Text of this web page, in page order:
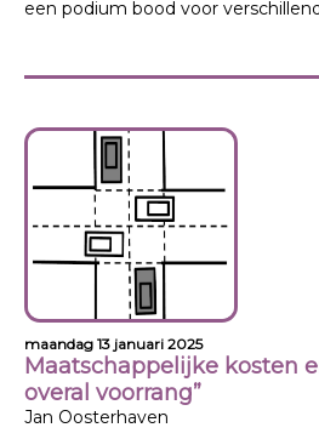
een podium bood voor
maandag 13 januari 2025
Maatschappelijke kosten
overal voorrang”
Jan Oosterhaven